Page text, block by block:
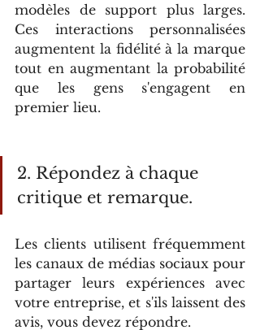
modèles de support plus larges.
Ces interactions personnalisées
augmentent la fidélité à la marque
tout en augmentant la probabilité
que les gens s'engagent en
premier lieu.
2. Répondez à chaque
critique et remarque.
Les clients utilisent fréquemment
les canaux de médias sociaux pour
partager leurs expériences avec
votre entreprise, et s'ils laissent des
avis, vous devez répondre.